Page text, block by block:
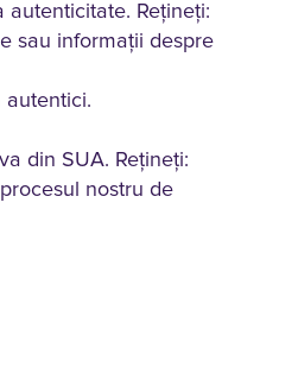
Reţineţi:
sau informații despre
autentici.
din SUA. Reţineţi:
nostru de